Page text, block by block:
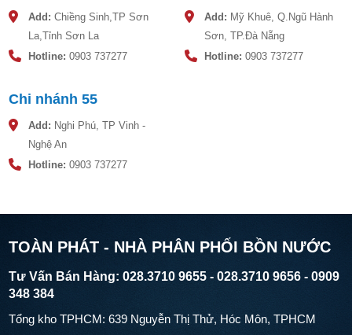
Add: Chiềng Sinh,TP Sơn
La,Tỉnh Sơn La
Hotline: 0903 737277
Add: Mỹ Khuê, Q.Ngũ Hành
Sơn, TP.Đà Nẵng
Hotline: 0903 737277
Chi nhánh 55
Add: Nghi Phú, TP Vinh -
Nghệ An
Hotline: 0903 737277
TOÀN PHÁT - NHÀ PHÂN PHỐI BỒN NƯỚC
Tư Vấn Bán Hàng: 028.3710 9655 - 028.3710 9656 - 0909
348 384
Tổng kho TPHCM: 639 Nguyễn Thị Thử, Hóc Môn, TPHCM